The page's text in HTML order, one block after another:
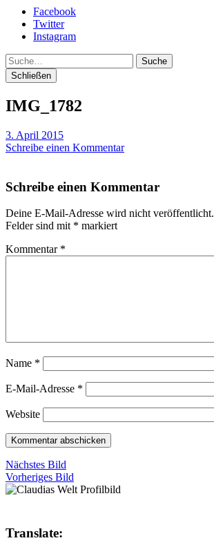
Facebook
Twitter
Instagram
Suche
Schließen
IMG_1782
3. April 2015
Schreibe einen Kommentar
Schreibe einen Kommentar
Deine E-Mail-Adresse wird nicht veröffentlicht.
Felder sind mit * markiert
Kommentar *
Name *
E-Mail-Adresse *
Website
Nächstes Bild
Vorheriges Bild
Translate: